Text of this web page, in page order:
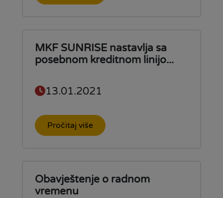
MKF SUNRISE nastavlja sa
posebnom kreditnom linijo...
13.01.2021
Pročitaj više
Obavještenje o radnom
vremenu